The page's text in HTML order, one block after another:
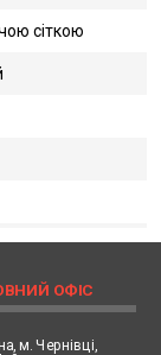
сіткою
ОФІС
м. Чернівці,